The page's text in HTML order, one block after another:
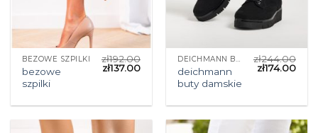
BEZOWE SZPILKI
bezowe
szpilki
zł192.00
zł137.00
DEICHMANN BUTY DAMSKIE
deichmann
buty damskie
zł244.00
zł174.00